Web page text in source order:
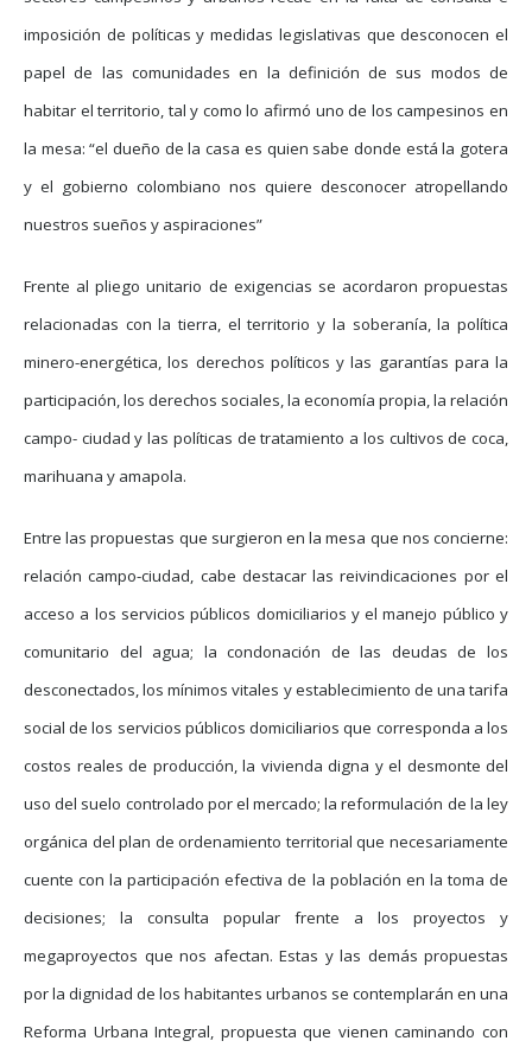
imposición de políticas y medidas legislativas que desconocen el
papel de las comunidades en la definición de sus modos de
habitar el territorio, tal y como lo afirmó uno de los campesinos en
la mesa: “el dueño de la casa es quien sabe donde está la gotera
y el gobierno colombiano nos quiere desconocer atropellando
nuestros sueños y aspiraciones”
Frente al pliego unitario de exigencias se acordaron propuestas
relacionadas con la tierra, el territorio y la soberanía, la política
minero-energética, los derechos políticos y las garantías para la
participación, los derechos sociales, la economía propia, la relación
campo- ciudad y las políticas de tratamiento a los cultivos de coca,
marihuana y amapola.
Entre las propuestas que surgieron en la mesa que nos concierne:
relación campo-ciudad, cabe destacar las reivindicaciones por el
acceso a los servicios públicos domiciliarios y el manejo público y
comunitario del agua; la condonación de las deudas de los
desconectados, los mínimos vitales y establecimiento de una tarifa
social de los servicios públicos domiciliarios que corresponda a los
costos reales de producción, la vivienda digna y el desmonte del
uso del suelo controlado por el mercado; la reformulación de la ley
orgánica del plan de ordenamiento territorial que necesariamente
cuente con la participación efectiva de la población en la toma de
decisiones; la consulta popular frente a los proyectos y
megaproyectos que nos afectan. Estas y las demás propuestas
por la dignidad de los habitantes urbanos se contemplarán en una
Reforma Urbana Integral, propuesta que vienen caminando con